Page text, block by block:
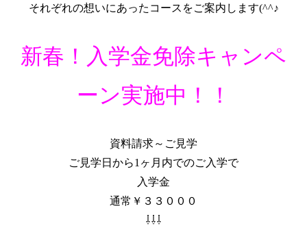
それぞれの想いにあったコースをご案内します(^^♪
新春！入学金免除キャンペ
ーン実施中！！
資料請求～ご見学
ご見学日から1ヶ月内でのご入学で
入学金
通常￥３３０００
⇩⇩⇩